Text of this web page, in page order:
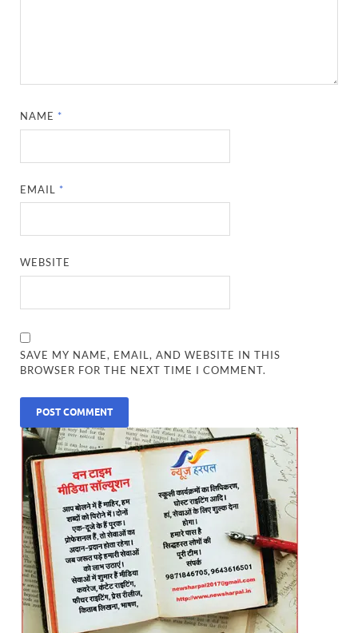
NAME *
EMAIL *
WEBSITE
SAVE MY NAME, EMAIL, AND WEBSITE IN THIS
BROWSER FOR THE NEXT TIME I COMMENT.